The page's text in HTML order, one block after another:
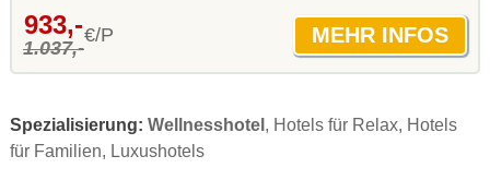
933,-
1.037,-
€/P
Spezialisierung: Wellnesshotel , Hotels für Relax, Hotels
für Familien, Luxushotels